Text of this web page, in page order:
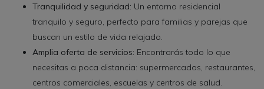
Tranquilidad y seguridad: Un entorno residencial
tranquilo y seguro, perfecto para familias y parejas que
buscan un estilo de vida relajado.
Amplia oferta de servicios: Encontrarás todo lo que
necesitas a poca distancia: supermercados, restaurantes,
centros comerciales, escuelas y centros de salud.